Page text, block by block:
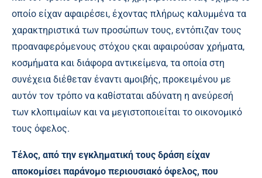
οποίο είχαν αφαιρέσει, έχοντας πλήρως καλυμμένα τα
χαρακτηριστικά των προσώπων τους, εντόπιζαν τους
προαναφερόμενους στόχου ςκαι αφαιρούσαν χρήματα,
κοσμήματα και διάφορα αντικείμενα, τα οποία στη
συνέχεια διέθεταν έναντι αμοιβής, προκειμένου με
αυτόν τον τρόπο να καθίσταται αδύνατη η ανεύρεσή
των κλοπιμαίων και να μεγιστοποιείται το οικονομικό
τους όφελος.
Τέλος, από την εγκληματική τους δράση είχαν
αποκομίσει παράνομο περιουσιακό όφελος, που